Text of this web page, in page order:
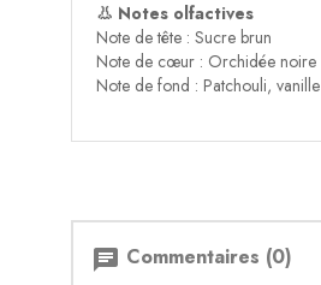
👃 Notes olfactives
Note de tête : Sucre brun
Note de cœur : Orchidée noire
Note de fond : Patchouli, vanille
chat Commentaires (0)